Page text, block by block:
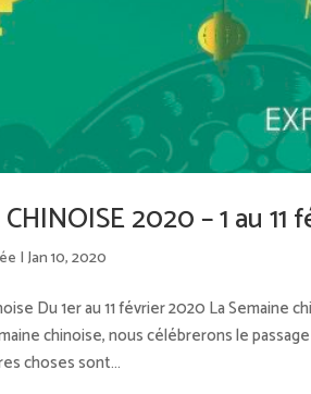
2020 – 1 au 11
|Jan 10, 2020
Du 1er au 11 février 2020 La Semaine
chinoise, nous célébrerons le
choses sont...